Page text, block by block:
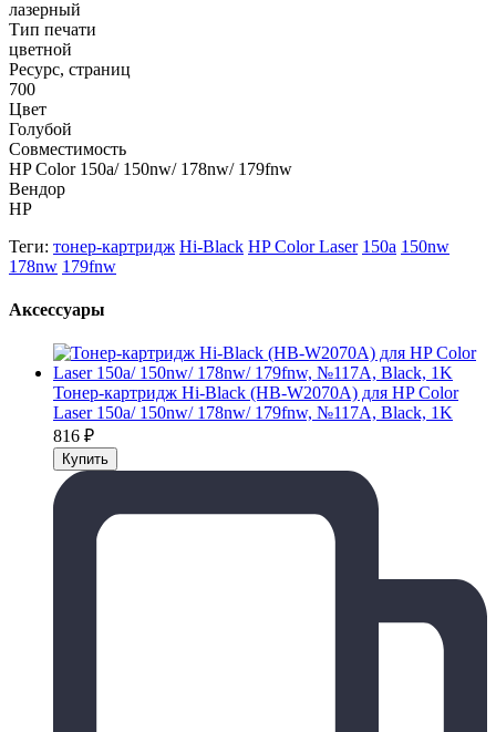
лазерный
Тип печати
цветной
Ресурс, страниц
700
Цвет
Голубой
Совместимость
HP Color 150a/ 150nw/ 178nw/ 179fnw
Вендор
HP
Теги: тонер-картридж Hi-Black HP Color Laser 150a 150nw
178nw 179fnw
Аксессуары
Тонер-картридж Hi-Black (HB-W2070A) для HP Color
Laser 150a/ 150nw/ 178nw/ 179fnw, №117A, Black, 1K
816 ₽